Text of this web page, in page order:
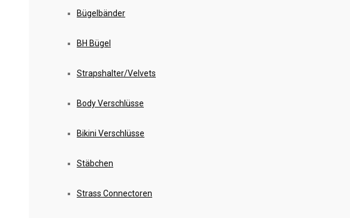
Bügelbänder
BH Bügel
Strapshalter/Velvets
Body Verschlüsse
Bikini Verschlüsse
Stäbchen
Strass Connectoren